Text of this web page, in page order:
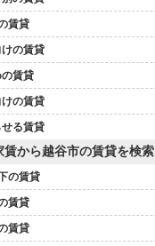
賃貸
の賃貸
賃貸
の賃貸
る賃貸
賃から越谷市の賃貸を検索
の賃貸
賃貸
賃貸